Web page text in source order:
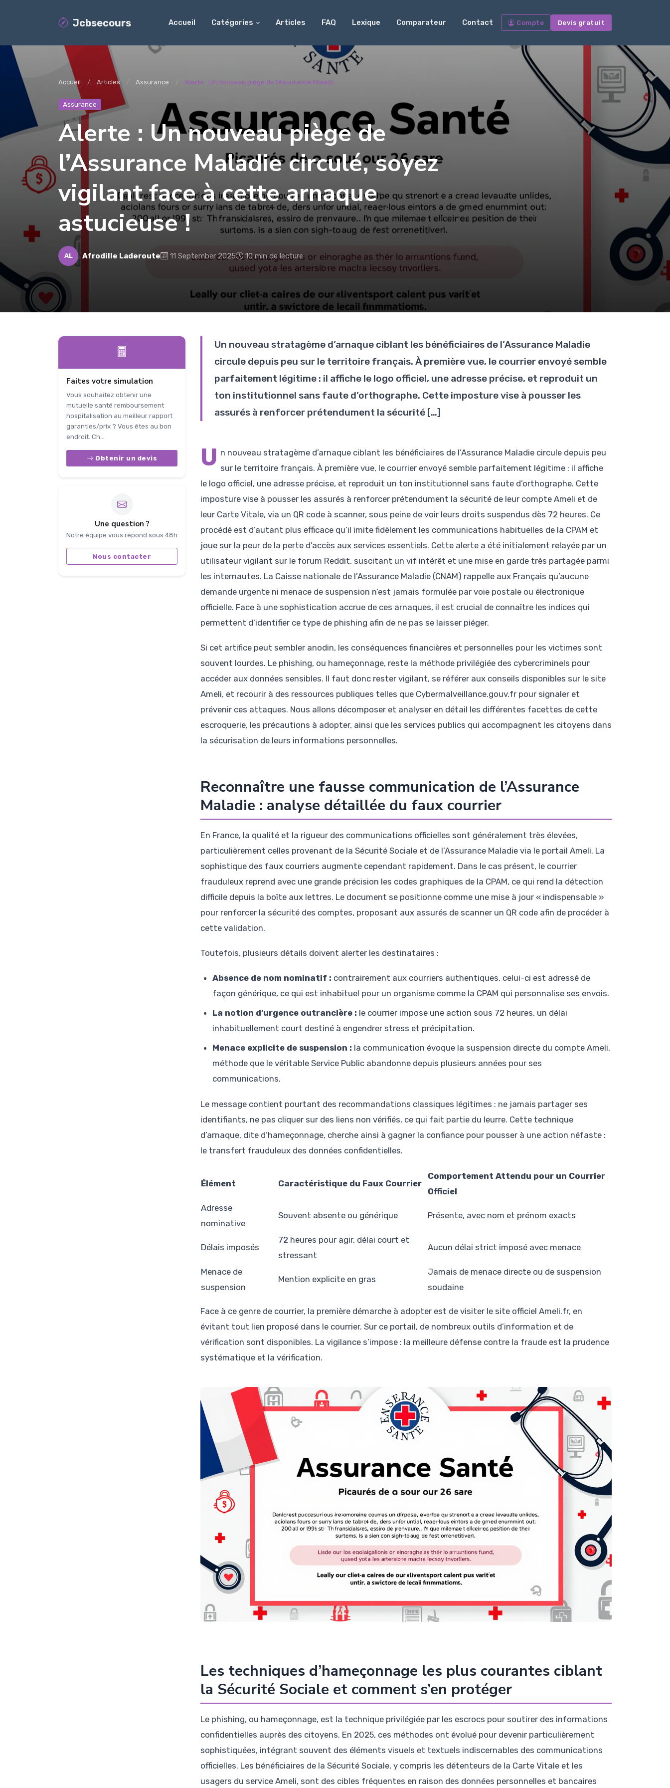
Jcbsecours Accueil Catégories Articles FAQ Lexique Comparateur Contact Compte Devis gratuit
Accueil Articles Assurance Alerte : Un nouveau piège de l’Assurance Maladi...
Assurance
Alerte : Un nouveau piège de
l’Assurance Maladie circulé, soyez
vigilant face à cette arnaque
astucieuse !
AL Afrodille Laderoute 11 September 2025 10 min de lecture
Faites votre simulation
Vous souhaitez obtenir une
mutuelle santé remboursement
hospitalisation au meilleur rapport
garanties/prix ? Vous êtes au bon
endroit. Ch...
Obtenir un devis
Une question ?
Notre équipe vous répond sous 48h
Nous contacter
Un nouveau stratagème d’arnaque ciblant les bénéficiaires de l’Assurance Maladie
circule depuis peu sur le territoire français. À première vue, le courrier envoyé semble
parfaitement légitime : il affiche le logo officiel, une adresse précise, et reproduit un
ton institutionnel sans faute d’orthographe. Cette imposture vise à pousser les
assurés à renforcer prétendument la sécurité […]
U n nouveau stratagème d’arnaque ciblant les bénéficiaires de l’Assurance Maladie circule depuis peu
sur le territoire français. À première vue, le courrier envoyé semble parfaitement légitime : il affiche
le logo officiel, une adresse précise, et reproduit un ton institutionnel sans faute d’orthographe. Cette
imposture vise à pousser les assurés à renforcer prétendument la sécurité de leur compte Ameli et de
leur Carte Vitale, via un QR code à scanner, sous peine de voir leurs droits suspendus dès 72 heures. Ce
procédé est d’autant plus efficace qu’il imite fidèlement les communications habituelles de la CPAM et
joue sur la peur de la perte d’accès aux services essentiels. Cette alerte a été initialement relayée par un
utilisateur vigilant sur le forum Reddit, suscitant un vif intérêt et une mise en garde très partagée parmi
les internautes. La Caisse nationale de l’Assurance Maladie (CNAM) rappelle aux Français qu’aucune
demande urgente ni menace de suspension n’est jamais formulée par voie postale ou électronique
officielle. Face à une sophistication accrue de ces arnaques, il est crucial de connaître les indices qui
permettent d’identifier ce type de phishing afin de ne pas se laisser piéger.
Si cet artifice peut sembler anodin, les conséquences financières et personnelles pour les victimes sont
souvent lourdes. Le phishing, ou hameçonnage, reste la méthode privilégiée des cybercriminels pour
accéder aux données sensibles. Il faut donc rester vigilant, se référer aux conseils disponibles sur le site
Ameli, et recourir à des ressources publiques telles que Cybermalveillance.gouv.fr pour signaler et
prévenir ces attaques. Nous allons décomposer et analyser en détail les différentes facettes de cette
escroquerie, les précautions à adopter, ainsi que les services publics qui accompagnent les citoyens dans
la sécurisation de leurs informations personnelles.
Reconnaître une fausse communication de l’Assurance
Maladie : analyse détaillée du faux courrier
En France, la qualité et la rigueur des communications officielles sont généralement très élevées,
particulièrement celles provenant de la Sécurité Sociale et de l’Assurance Maladie via le portail Ameli. La
sophistique des faux courriers augmente cependant rapidement. Dans le cas présent, le courrier
frauduleux reprend avec une grande précision les codes graphiques de la CPAM, ce qui rend la détection
difficile depuis la boîte aux lettres. Le document se positionne comme une mise à jour « indispensable »
pour renforcer la sécurité des comptes, proposant aux assurés de scanner un QR code afin de procéder à
cette validation.
Toutefois, plusieurs détails doivent alerter les destinataires :
Absence de nom nominatif : contrairement aux courriers authentiques, celui-ci est adressé de
façon générique, ce qui est inhabituel pour un organisme comme la CPAM qui personnalise ses envois.
La notion d’urgence outrancière : le courrier impose une action sous 72 heures, un délai
inhabituellement court destiné à engendrer stress et précipitation.
Menace explicite de suspension : la communication évoque la suspension directe du compte Ameli,
méthode que le véritable Service Public abandonne depuis plusieurs années pour ses
communications.
Le message contient pourtant des recommandations classiques légitimes : ne jamais partager ses
identifiants, ne pas cliquer sur des liens non vérifiés, ce qui fait partie du leurre. Cette technique
d’arnaque, dite d’hameçonnage, cherche ainsi à gagner la confiance pour pousser à une action néfaste :
le transfert frauduleux des données confidentielles.
Élément Caractéristique du Faux Courrier
Comportement Attendu pour un Courrier
Officiel
Adresse
nominative
Souvent absente ou générique Présente, avec nom et prénom exacts
Délais imposés
72 heures pour agir, délai court et
stressant
Aucun délai strict imposé avec menace
Menace de
suspension
Mention explicite en gras
Jamais de menace directe ou de suspension
soudaine
Face à ce genre de courrier, la première démarche à adopter est de visiter le site officiel Ameli.fr, en
évitant tout lien proposé dans le courrier. Sur ce portail, de nombreux outils d’information et de
vérification sont disponibles. La vigilance s’impose : la meilleure défense contre la fraude est la prudence
systématique et la vérification.
Les techniques d’hameçonnage les plus courantes ciblant
la Sécurité Sociale et comment s’en protéger
Le phishing, ou hameçonnage, est la technique privilégiée par les escrocs pour soutirer des informations
confidentielles auprès des citoyens. En 2025, ces méthodes ont évolué pour devenir particulièrement
sophistiquées, intégrant souvent des éléments visuels et textuels indiscernables des communications
officielles. Les bénéficiaires de la Sécurité Sociale, y compris les détenteurs de la Carte Vitale et les
usagers du service Ameli, sont des cibles fréquentes en raison des données personnelles et bancaires